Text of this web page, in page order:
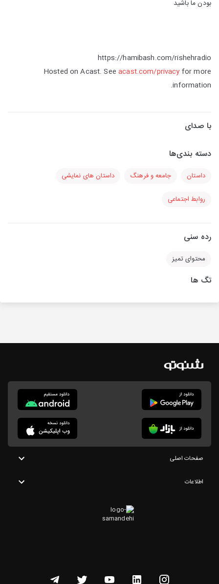
بودن ما باشید
https://hamibash.com/rishehradio
Hosted on Acast. Seeacast.com/privacy for more
information.
با صدای
دسته بندی‌ها
داستان جامعه و فرهنگ داستان های نمایشی
روابط اجتماعی
رده سنی
محتوای تمیز
تگ ها
صفحات اصلی
اطلاعات